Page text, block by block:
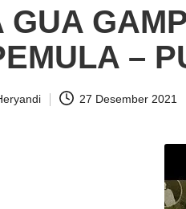
GUA
–
27 Desember 2021